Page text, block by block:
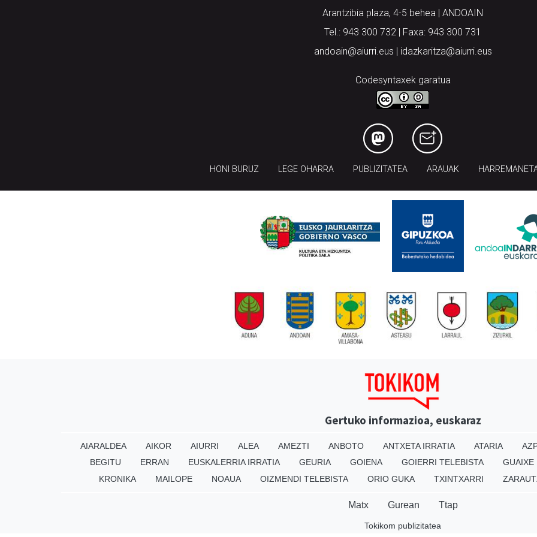
Arantzibia plaza, 4-5 behea | ANDOAIN
Tel.: 943 300 732 | Faxa: 943 300 731
andoain@aiurri.eus | idazkaritza@aiurri.eus
Codesyntaxek garatua
HONI BURUZ LEGE OHARRA PUBLIZITATEA ARAUAK
Gertuko informazioa, euskaraz
AIARALDEA AIKOR AIURRI ALEA AMEZTI ANBOTO ANTXETA IRRATIA ATARIA
BEGITU
ERRAN EUSKALERRIA IRRATIA GEURIA GOIENA GOIERRI TELEBISTA GUAIXE
KRONIKA
MAILOPE NOAUA OIZMENDI TELEBISTA ORIO GUKA TXINTXARRI
Matx Gurean Ttap
Tokikom publizitatea